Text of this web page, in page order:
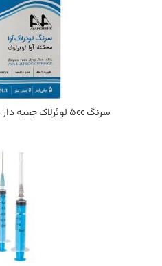
سرنگ 5cc لوئرلاک جعبه دار نیدل سرخود آواپزشک